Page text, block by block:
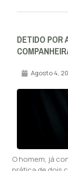
DETIDO POR
Agosto 4,
O homem, já